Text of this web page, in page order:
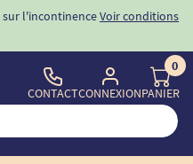
sur l'incontinenceVoir conditions
CONTACTCONNEXION
0
PANIER